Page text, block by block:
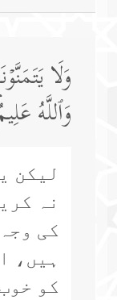
وَلَا
وَٱللَّهُ
لیکن
نہ
کی
ہیں،
کو